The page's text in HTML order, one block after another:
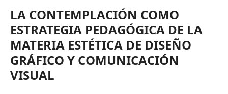
LA CONTEMPLACIÓN COMO
ESTRATEGIA PEDAGÓGICA DE LA
MATERIA ESTÉTICA DE DISEÑO
GRÁFICO Y COMUNICACIÓN
VISUAL